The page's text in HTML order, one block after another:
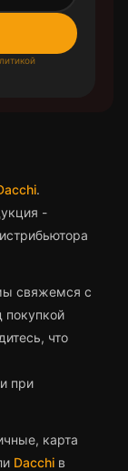
.
-
свяжемся с
покупкой
что
при
карта
Dacchi в